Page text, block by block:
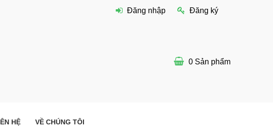
Đăng nhập Đăng ký
0 Sản phẩm
HỆ VỀ CHÚNG TÔI